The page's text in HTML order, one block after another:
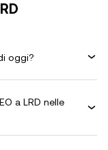
oggi?
a LRD nelle